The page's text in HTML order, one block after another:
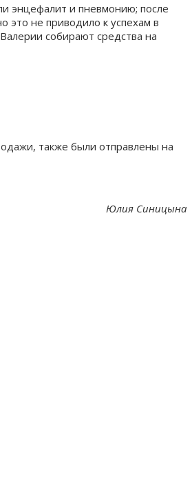
энцефалит и пневмонию; после
это не приводило к успехам в
собирают средства на
также были отправлены на
Юлия Синицына